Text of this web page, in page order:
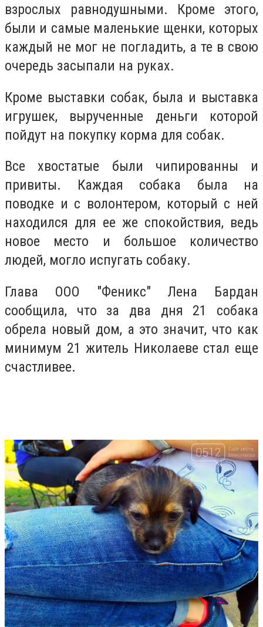
взрослых равнодушными. Кроме этого,
были и самые маленькие щенки, которых
каждый не мог не погладить, а те в свою
очередь засыпали на руках.
Кроме выставки собак, была и выставка
игрушек, вырученные деньги которой
пойдут на покупку корма для собак.
Все хвостатые были чипированны и
привиты. Каждая собака была на
поводке и с волонтером, который с ней
находился для ее же спокойствия, ведь
новое место и большое количество
людей, могло испугать собаку.
Глава ООО "Феникс" Лена Бардан
сообщила, что за два дня 21 собака
обрела новый дом, а это значит, что как
минимум 21 житель Николаеве стал еще
счастливее.